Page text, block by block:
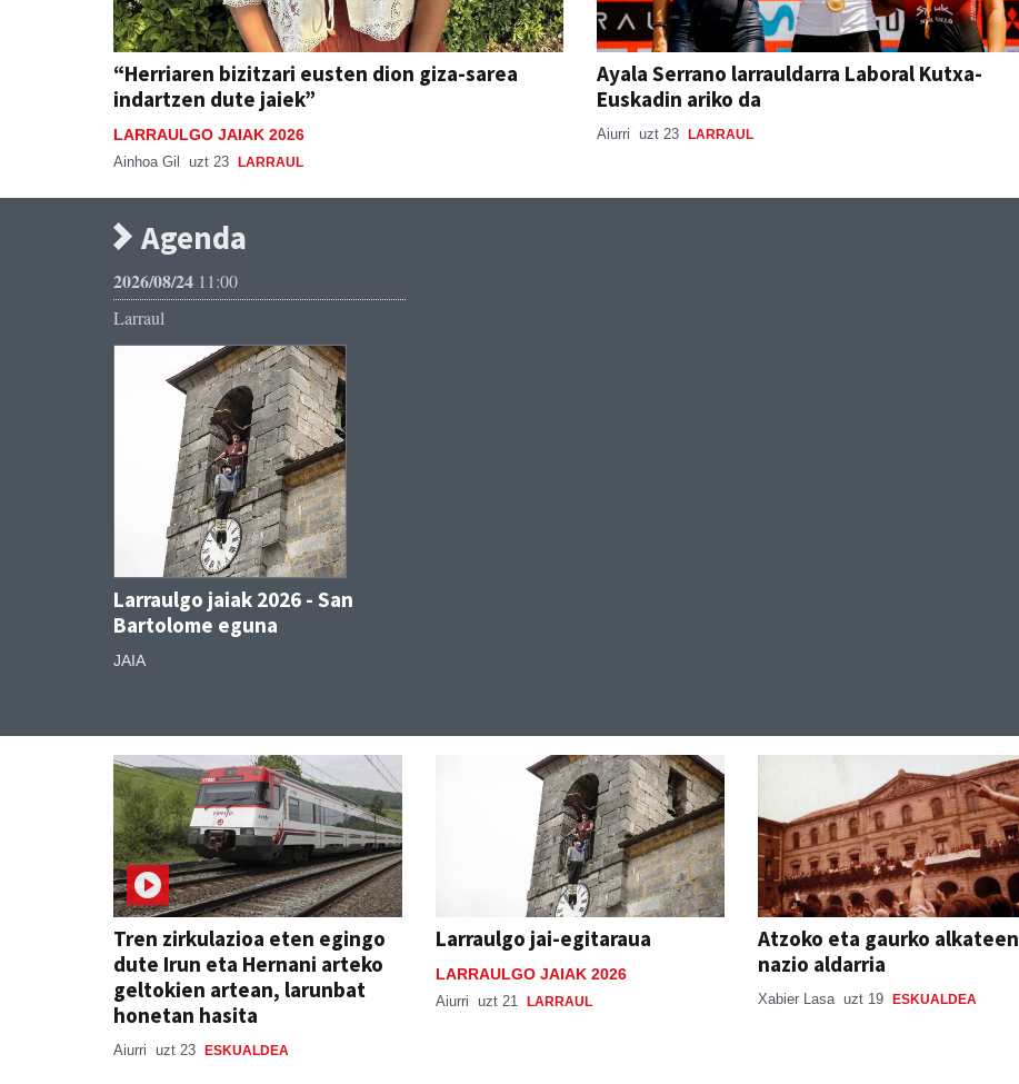
“Herriaren bizitzari eusten dion giza-sarea
indartzen dute jaiek”
LARRAULGO JAIAK 2026
Ainhoa Gil uzt 23 LARRAUL
Ayala Serrano larrauldarra Laboral Kutxa-
Euskadin ariko da
Aiurri uzt 23 LARRAUL
Agenda
2026/08/24 11:00
Larraul
Larraulgo jaiak 2026 - San
Bartolome eguna
JAIA
Tren zirkulazioa eten egingo
dute Irun eta Hernani arteko
geltokien artean, larunbat
honetan hasita
Aiurri uzt 23 ESKUALDEA
Larraulgo jai-egitaraua
LARRAULGO JAIAK 2026
Aiurri uzt 21 LARRAUL
Atzoko eta gaurko alkateen
nazio aldarria
Xabier Lasa uzt 19 ESKUALDEA